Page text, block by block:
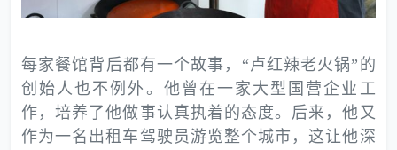
每家餐馆背后都有一个故事，“卢红辣老火锅”的
创始人也不例外。他曾在一家大型国营企业工
作，培养了他做事认真执着的态度。后来，他又
作为一名出租车驾驶员游览整个城市，这让他深